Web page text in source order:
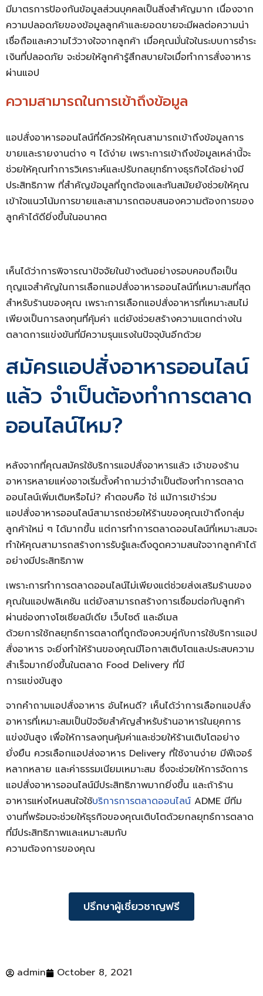
มีมาตรการป้องกันข้อมูลส่วนบุคคลเป็นสิ่งสำคัญมาก เนื่องจาก
ความปลอดภัยของข้อมูลลูกค้าและยอดขายจะมีผลต่อความน่า
เชื่อถือและความไว้วางใจจากลูกค้า เมื่อคุณมั่นใจในระบบการชำระ
เงินที่ปลอดภัย จะช่วยให้ลูกค้ารู้สึกสบายใจเมื่อทำการสั่งอาหาร
ผ่านแอป
ความสามารถในการเข้าถึงข้อมูล
แอปสั่งอาหารออนไลน์ที่ดีควรให้คุณสามารถเข้าถึงข้อมูลการ
ขายและรายงานต่าง ๆ ได้ง่าย เพราะการเข้าถึงข้อมูลเหล่านี้จะ
ช่วยให้คุณทำการวิเคราะห์และปรับกลยุทธ์ทางธุรกิจได้อย่างมี
ประสิทธิภาพ ที่สำคัญข้อมูลที่ถูกต้องและทันสมัยยังช่วยให้คุณ
เข้าใจแนวโน้มการขายและสามารถตอบสนองความต้องการของ
ลูกค้าได้ดียิ่งขึ้นในอนาคต
เห็นได้ว่าการพิจารณาปัจจัยในข้างต้นอย่างรอบคอบถือเป็น
กุญแจสำคัญในการเลือกแอปสั่งอาหารออนไลน์ที่เหมาะสมที่สุด
สำหรับร้านของคุณ เพราะการเลือกแอปสั่งอาหารที่เหมาะสมไม่
เพียงเป็นการลงทุนที่คุ้มค่า แต่ยังช่วยสร้างความแตกต่างใน
ตลาดการแข่งขันที่มีความรุนแรงในปัจจุบันอีกด้วย
สมัครแอปสั่งอาหารออนไลน์
แล้ว จำเป็นต้องทำการตลาด
ออนไลน์ไหม?
หลังจากที่คุณสมัครใช้บริการแอปสั่งอาหารแล้ว เจ้าของร้าน
อาหารหลายแห่งอาจเริ่มตั้งคำถามว่าจำเป็นต้องทำการตลาด
ออนไลน์เพิ่มเติมหรือไม่? คำตอบคือ ใช่ แม้การเข้าร่วม
แอปสั่งอาหารออนไลน์สามารถช่วยให้ร้านของคุณเข้าถึงกลุ่ม
ลูกค้าใหม่ ๆ ได้มากขึ้น แต่การทำการตลาดออนไลน์ที่เหมาะสมจะ
ทำให้คุณสามารถสร้างการรับรู้และดึงดูดความสนใจจากลูกค้าได้
อย่างมีประสิทธิภาพ
เพราะการทำการตลาดออนไลน์ไม่เพียงแต่ช่วยส่งเสริมร้านของ
คุณในแอปพลิเคชัน แต่ยังสามารถสร้างการเชื่อมต่อกับลูกค้า
ผ่านช่องทางโซเชียลมีเดีย เว็บไซต์ และอีเมล
ด้วยการใช้กลยุทธ์การตลาดที่ถูกต้องควบคู่กับการใช้บริการแอป
สั่งอาหาร จะยิ่งทำให้ร้านของคุณมีโอกาสเติบโตและประสบความ
สำเร็จมากยิ่งขึ้นในตลาด Food Delivery ที่มี
การแข่งขันสูง
จากคำถามแอปสั่งอาหาร อันไหนดี? เห็นได้ว่าการเลือกแอปสั่ง
อาหารที่เหมาะสมเป็นปัจจัยสำคัญสำหรับร้านอาหารในยุคการ
แข่งขันสูง เพื่อให้การลงทุนคุ้มค่าและช่วยให้ร้านเติบโตอย่าง
ยั่งยืน ควรเลือกแอปส่งอาหาร Delivery ที่ใช้งานง่าย มีฟีเจอร์
หลากหลาย และค่าธรรมเนียมเหมาะสม ซึ่งจะช่วยให้การจัดการ
แอปสั่งอาหารออนไลน์มีประสิทธิภาพมากยิ่งขึ้น และถ้าร้าน
อาหารแห่งไหนสนใจใช้บริการการตลาดออนไลน์ ADME มีทีม
งานที่พร้อมจะช่วยให้ธุรกิจของคุณเติบโตด้วยกลยุทธ์การตลาด
ที่มีประสิทธิภาพและเหมาะสมกับ
ความต้องการของคุณ
ปรึกษาผู้เชี่ยวชาญฟรี
admin October 8, 2021